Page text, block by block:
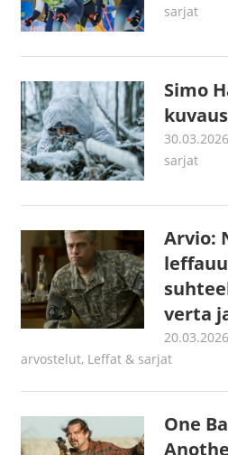
sarjat
Simo
30.03.2026
sarjat
Arvio:
verta
20.03.2026
arvostelut, Leffat & sarjat
One